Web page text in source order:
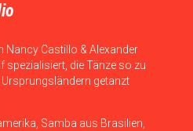
Nancy Castillo & Alexander
spezialisiert, die Tänze so zu
getanzt
Samba aus Brasilien,